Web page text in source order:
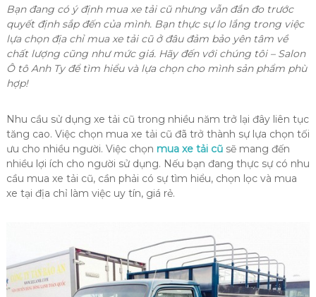
Bạn đang có ý định mua xe tải cũ nhưng vẫn đắn đo trước
quyết định sắp đến của mình. Bạn thực sự lo lắng trong việc
lựa chọn địa chỉ mua xe tải cũ ở đâu đảm bảo yên tâm về
chất lượng cũng như mức giá. Hãy đến với chúng tôi – Salon
Ô tô Anh Ty để tìm hiểu và lựa chọn cho mình sản phẩm phù
hợp!
Nhu cầu sử dụng xe tải cũ trong nhiều năm trở lại đây liên tục
tăng cao. Việc chọn mua xe tải cũ đã trở thành sự lựa chọn tối
ưu cho nhiều người. Việc chọn mua xe tải cũ sẽ mang đến
nhiều lợi ích cho người sử dụng. Nếu bạn đang thực sự có nhu
cầu mua xe tải cũ, cần phải có sự tìm hiểu, chọn lọc và mua
xe tại địa chỉ làm việc uy tín, giá rẻ.